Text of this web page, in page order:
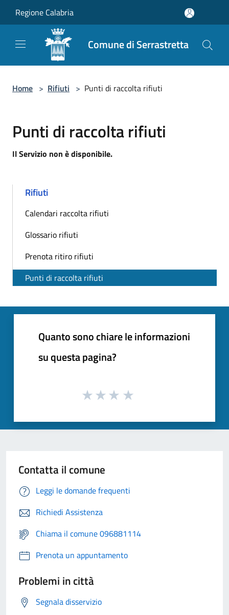
Regione Calabria
Comune di Serrastretta
Home > Rifiuti > Punti di raccolta rifiuti
Punti di raccolta rifiuti
Il Servizio non è disponibile.
Rifiuti
Calendari raccolta rifiuti
Glossario rifiuti
Prenota ritiro rifiuti
Punti di raccolta rifiuti
Quanto sono chiare le informazioni
su questa pagina?
Contatta il comune
Leggi le domande frequenti
Richiedi Assistenza
Chiama il comune 096881114
Prenota un appuntamento
Problemi in città
Segnala disservizio